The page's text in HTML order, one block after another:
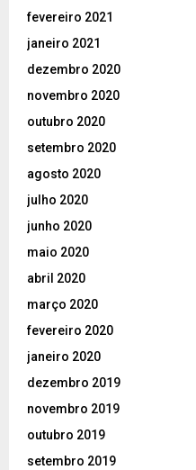
fevereiro 2021
janeiro 2021
dezembro 2020
novembro 2020
outubro 2020
setembro 2020
agosto 2020
julho 2020
junho 2020
maio 2020
abril 2020
março 2020
fevereiro 2020
janeiro 2020
dezembro 2019
novembro 2019
outubro 2019
setembro 2019